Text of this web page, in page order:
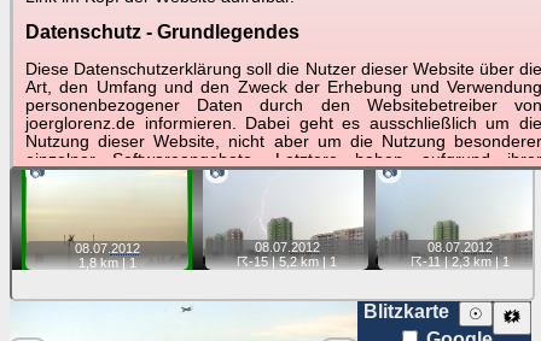
Datenschutz - Grundlegendes
Diese Datenschutzerklärung soll die Nutzer dieser Website über die
Art, den Umfang und den Zweck der Erhebung und Verwendung
personenbezogener Daten durch den Websitebetreiber von
joerglorenz.de informieren. Dabei geht es ausschließlich um die
Nutzung dieser Website, nicht aber um die Nutzung besonderer
einzelner Softwareangebote. Letztere haben aufgrund ihrer
Funktionen Besonderheiten, so dass verschiedene Daten
sind. Hier ist es wichtig, dass Sie selbst zum Testen dieser
Funktionen möglichst erfundene Daten verwenden. Ansonsten wird
auf die spezifischen Besonderheiten beim jeweiligen Angebot
gesondert hingewiesen.
Generell gilt: Wenn Sie ein Angebot bei den Add-Ins nutzen, bei
dem Daten übertragen werden, werden diese Daten auf dem
Tipp:Auf der Karte beim Einzelfoto können
Sie auf ihre Position tippen und sehen, wie
weit die gewählte Position zu den Blitzen auf dem Foto bzw.
im Video entfernt ist. Quelle der Blitzdaten:
kachelmannwetter. Doppelklick auf Thumb zum Anzeigen.
📷
08.07. 2012
1,8 km |1
📷
08.07. 2012
☈-15| 5,2 km |1
📷
08.07. 2012
☈-11| 2,3 km |1
Blitzkarte 🗱
☉